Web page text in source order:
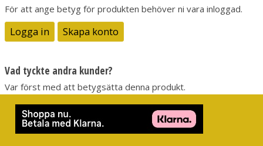
För att ange betyg för produkten behöver ni vara inloggad.
Logga in Skapa konto
Vad tyckte andra kunder?
Var först med att betygsätta denna produkt.